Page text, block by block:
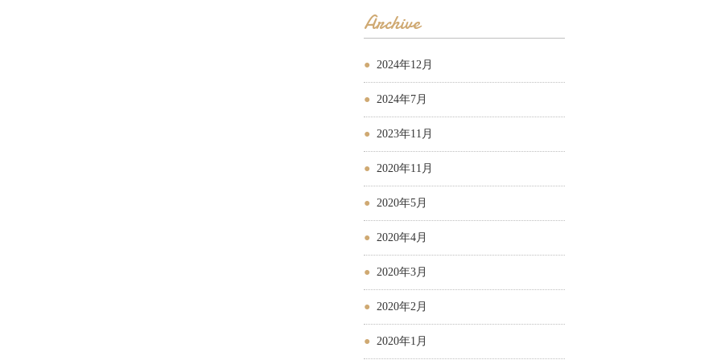
Archive
2024年12月
2024年7月
2023年11月
2020年11月
2020年5月
2020年4月
2020年3月
2020年2月
2020年1月